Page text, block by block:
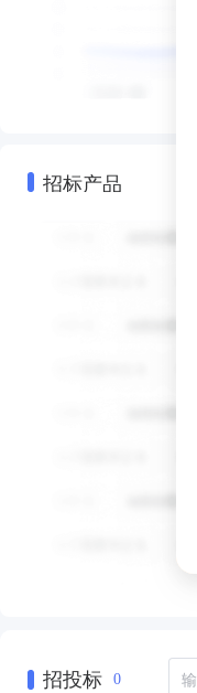
招标产品
招投标 0